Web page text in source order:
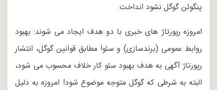
پنگوئن گوگل نشود انداخت.
امروزه رپورتاژ های خبری با دو هدف ایجاد می شوند: بهبود
روابط عمومی (برندسازی) و سئو! مطابق قوانین گوگل، انتشار
رپورتاژ آگهی به هدف بهبود سئو کار خلاف محسوب می شود،
البته به شرطی که گوگل متوجه موضوع شود! امروزه به دلیل